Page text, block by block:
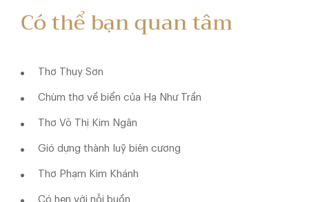
Có thể bạn quan tâm
Thơ Thụy Sơn
Chùm thơ về biển của Hạ Như Trần
Thơ Võ Thị Kim Ngân
Gió dựng thành luỹ biên cương
Thơ Phạm Kim Khánh
Có hẹn với nỗi buồn